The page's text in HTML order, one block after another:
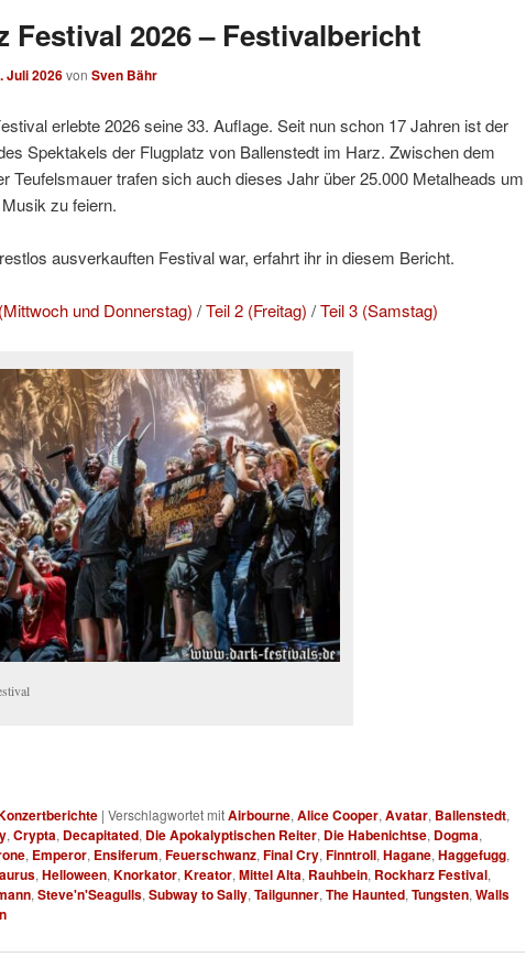
Festival 2026 – Festivalbericht
Juli 2026von Sven Bähr
erlebte 2026 seine 33. Auflage. Seit nun schon 17 Jahren ist der
Spektakels der Flugplatz von Ballenstedt im Harz. Zwischen dem
Teufelsmauer trafen sich auch dieses Jahr über 25.000 Metalheads um
zu feiern.
ausverkauften Festival war, erfahrt ihr in diesem Bericht.
und Donnerstag) /Teil 2 (Freitag) /Teil 3 (Samstag)
| Verschlagwortet mitAirbourne, Alice Cooper, Avatar, Ballenstedt,
, Crypta, Decapitated, Die Apokalyptischen Reiter, Die Habenichtse, Dogma,
, Emperor, Ensiferum, Feuerschwanz, Final Cry, Finntroll, Hagane, Haggefugg,
, Helloween, Knorkator, Kreator, Mittel Alta, Rauhbein, Rockharz Festival,
, Steve'n'Seagulls, Subway to Sally, Tailgunner, The Haunted, Tungsten, Walls